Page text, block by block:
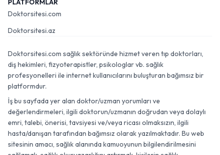
PLATFORMLAR
Doktorsitesi.com
Doktorsitesi.az
Doktorsitesi.com sağlık sektöründe hizmet veren tıp doktorları,
diş hekimleri, fizyoterapistler, psikologlar vb. sağlık
profesyonelleri ile internet kullanıcılarını buluşturan bağımsız bir
platformdur.
İş bu sayfada yer alan doktor/uzman yorumları ve
değerlendirmeleri, ilgili doktorun/uzmanın doğrudan veya dolaylı
emri, talebi, önerisi, tavsiyesi ve/veya ricası olmaksızın, ilgili
hasta/danışan tarafından bağımsız olarak yazılmaktadır. Bu web
sitesinin amacı, sağlık alanında kamuoyunun bilgilendirilmesini